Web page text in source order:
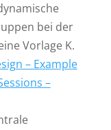
bei der
Vorlage K.
– Example
–